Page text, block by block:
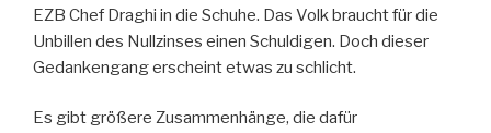
EZB Chef Draghi in die Schuhe. Das Volk braucht für die
Unbillen des Nullzinses einen Schuldigen. Doch dieser
Gedankengang erscheint etwas zu schlicht.
Es gibt größere Zusammenhänge, die dafür